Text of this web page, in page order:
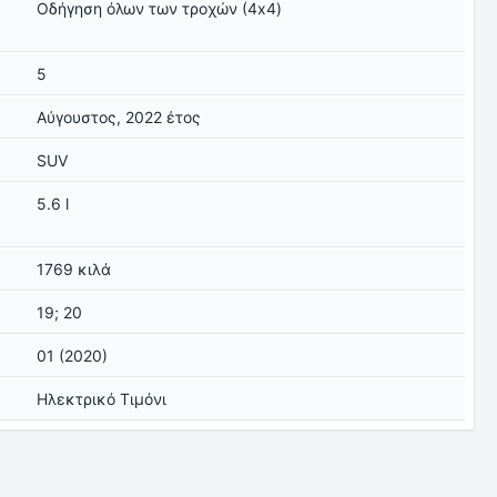
Οδήγηση όλων των τροχών (4x4)
5
Αύγουστος, 2022 έτος
SUV
5.6 l
1769 κιλά
19; 20
01 (2020)
Ηλεκτρικό Τιμόνι